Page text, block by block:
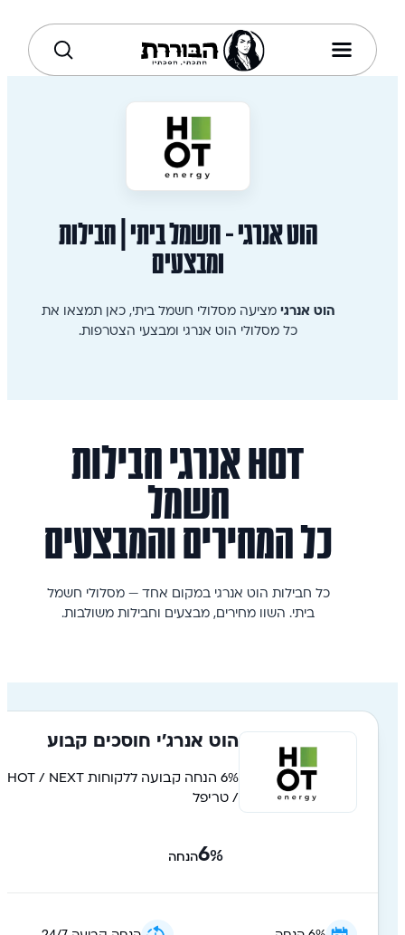
הוט אנרגי - חשמל ביתי | חבילות
ומבצעים
הוט אנרגי מציעה מסלולי חשמל ביתי, כאן תמצאו את
כל מסלולי הוט אנרגי ומבצעי הצטרפות.
HOT אנרגי חבילות
חשמל
כל המחירים והמבצעים
כל חבילות הוט אנרגי במקום אחד — מסלולי חשמל
ביתי. השוו מחירים, מבצעים וחבילות משולבות.
הוט אנרג׳י חוסכים קבוע
6% הנחה קבועה ללקוחות HOT / NEXT
/ טריפל
6% הנחה